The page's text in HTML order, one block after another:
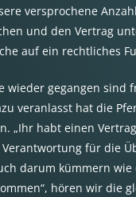
versprochene
und den Vertrag
auf ein rechtliches
wieder gegangen sind
veranlasst hat die
„Ihr habt einen
für die
darum kümmern wie
hören wir die